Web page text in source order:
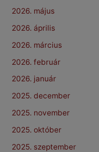
2026. május
2026. április
2026. március
2026. február
2026. január
2025. december
2025. november
2025. október
2025. szeptember